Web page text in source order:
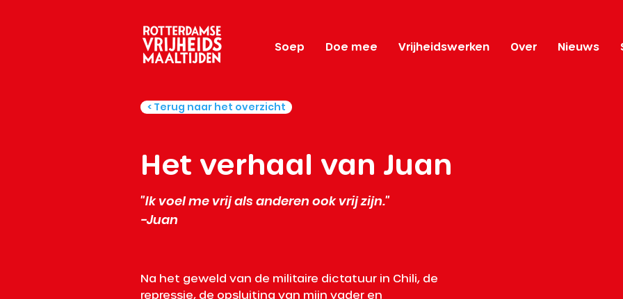
Soep Doe mee Vrijheidswerken Over Nieuws
< Terug naar het overzicht
Het verhaal van Juan
"Ik voel me vrij als anderen ook vrij zijn."
-Juan
Na het geweld van de militaire dictatuur in Chili, de
repressie, de opsluiting van mijn vader en